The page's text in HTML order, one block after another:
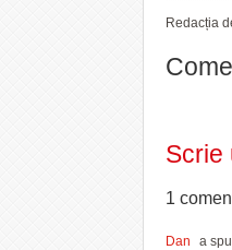
Redacția
Scrie
1
Dan a